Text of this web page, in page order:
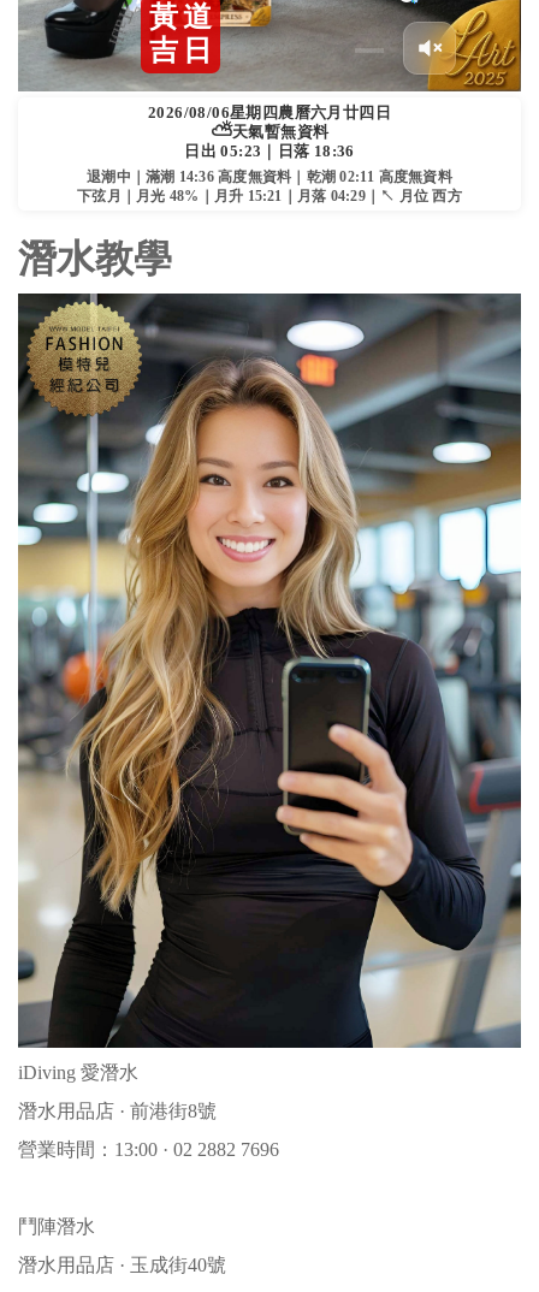
黃道
吉 日
2026/08/06星期四農曆六月廿四日
⛅天氣暫無資料
日出 05:23｜日落 18:36
退潮中｜滿潮 14:36 高度無資料｜乾潮 02:11 高度無資料
下弦月｜月光 48%｜月升 15:21｜月落 04:29｜↖ 月位 西方
潛水教學
iDiving 愛潛水
潛水用品店 · 前港街8號
營業時間：13:00 · 02 2882 7696
鬥陣潛水
潛水用品店 · 玉成街40號